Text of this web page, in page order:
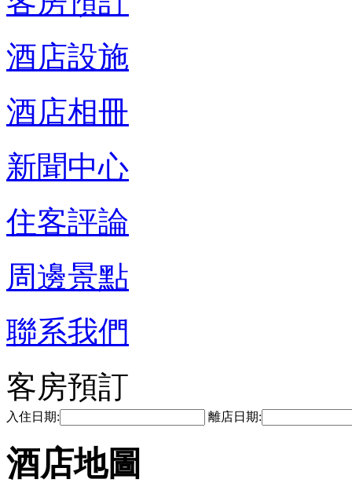
酒店設施
酒店相冊
新聞中心
住客評論
周邊景點
聯系我們
客房預訂
入住日期: 離店日期:
酒店地圖